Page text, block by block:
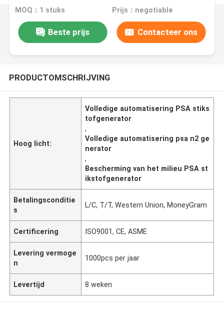
MOQ：1 stuks Prijs：negotiable
Beste prijs Contacteer ons
PRODUCTOMSCHRIJVING
Hoog licht:
Volledige automatisering PSA stiks
tofgenerator
,
Volledige automatisering psa n2 ge
nerator
,
Bescherming van het milieu PSA st
ikstofgenerator
Betalingsconditie
s
L/C, T/T, Western Union, MoneyGram
Certificering ISO9001, CE, ASME
Levering vermoge
n
1000pcs per jaar
Levertijd 8 weken